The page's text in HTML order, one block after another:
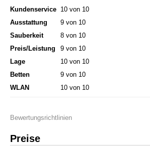
Kundenservice 10 von 10
Ausstattung
9 von 10
Sauberkeit
8 von 10
Preis/Leistung
9 von 10
Lage
10 von 10
Betten
9 von 10
WLAN
10 von 10
Bewertungsrichtlinien
Preise